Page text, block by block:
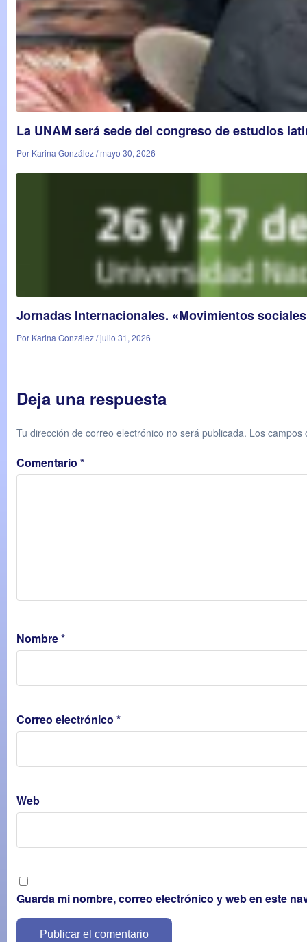
La UNAM será sede del congreso de estudios
Por Karina González / mayo 30, 2026
Jornadas Internacionales. «Movimientos
Por Karina González / julio 31, 2026
Deja una respuesta
Tu dirección de correo electrónico no será publicada. Los campos
Comentario *
Nombre*
Correo electrónico *
Web
Guarda mi nombre, correo electrónico y web en este